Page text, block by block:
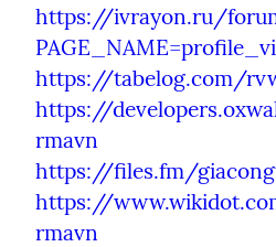
https://ivrayon.ru/
https://tabelog.com/
https://
rmavn
https://files.fm/
https://
rmavn